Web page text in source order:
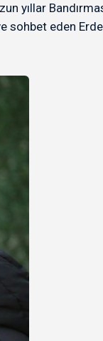
yıllar
sohbet eden